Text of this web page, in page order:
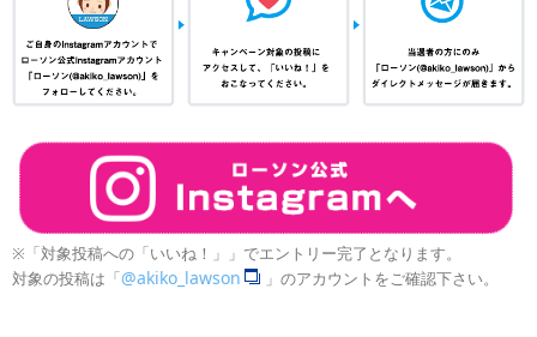
※「対象投稿への「いいね！」」でエントリー完了となります。
対象の投稿は「@akiko_lawson 」のアカウントをご確認下さい。